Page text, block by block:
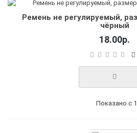
Ремень не регулируемый,
чёрный
18.00р.
Показано с